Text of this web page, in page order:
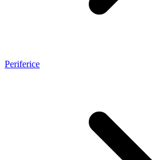
Periferice